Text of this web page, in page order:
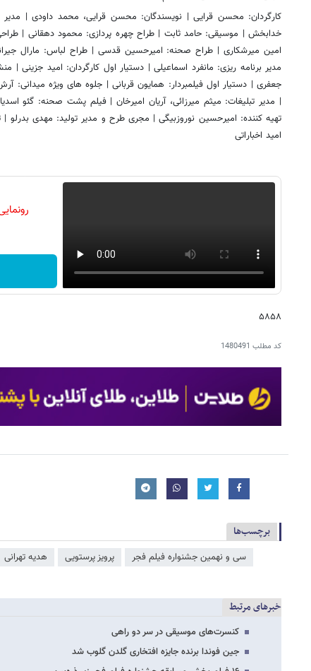
کارگردان: محسن قرایی | نویسندگان: محسن قرایی، محمد داودی | مدیر
خدابخش | موسیقی: حامد ثابت | طراح چهره پردازی: محمود دهقانی |
امین میرشکاری | طراح صحنه: امیرحسین قدسی | طراح لباس: مارال
مدیر برنامه ریزی: مانفرد اسماعیلی | دستیار اول کارگردان: امید
جعفری | دستیار اول فیلمبردار: همایون قربانی | جلوه های ویژه
| مدیر تبلیغات: میثم میرزائی، آریان امیرخان | فیلم پشت صحنه: گئو
تهیه کننده: امیرحسین نوروزبیگی | مجری طرح و مدیر تولید: مهدی بدرلو |
امید اخباراتی
۵۸۵۸
کد مطلب 1480491
برچسب‌ها
سی و نهمین جشنواره فیلم فجر پرویز پرستویی هدیه تهرانی
خبرهای مرتبط
کنسرت‌های موسیقی در سر دو راهی
جین فوندا برنده جایزه افتخاری گلدن گلوب شد